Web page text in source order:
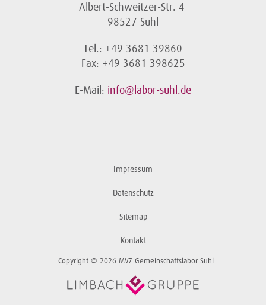
Albert-Schweitzer-Str. 4
98527 Suhl
Tel.: +49 3681 39860
Fax: +49 3681 398625
E-Mail: info@labor-suhl.de
Impressum
Datenschutz
Sitemap
Kontakt
Copyright © 2026 MVZ Gemeinschaftslabor Suhl